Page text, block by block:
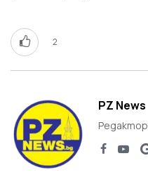
2
PZ News
Редактор